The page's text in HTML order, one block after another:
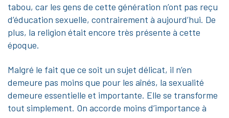
tabou, car les gens de cette génération n’ont pas reçu
d’éducation sexuelle, contrairement à aujourd’hui. De
plus, la religion était encore très présente à cette
époque.
Malgré le fait que ce soit un sujet délicat, il n’en
demeure pas moins que pour les aînés, la sexualité
demeure essentielle et importante. Elle se transforme
tout simplement. On accorde moins d’importance à